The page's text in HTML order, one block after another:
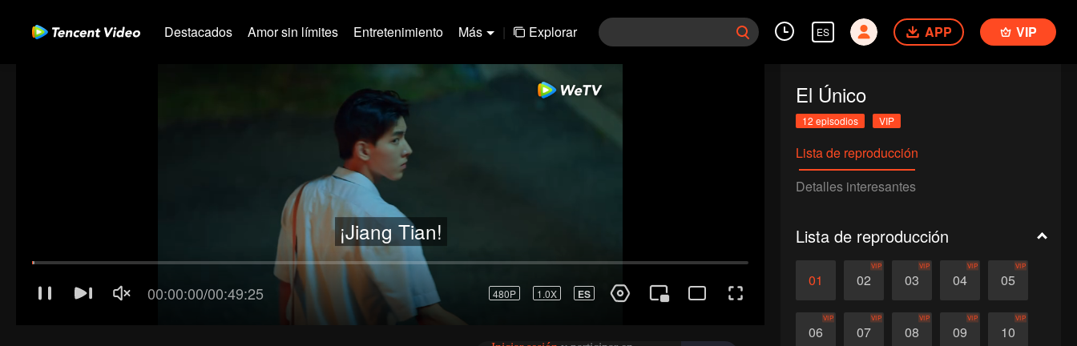
Destacados Amor sin límites Entretenimiento Más | Explorar ES APP VIP
El Único
12 episodios VIP
Lista de reproducción
Detalles interesantes
Lista de reproducción
01 02
VIP
03
VIP
04
VIP
05
VIP
06
VIP
07
VIP
08
VIP
09
VIP
10
VIP